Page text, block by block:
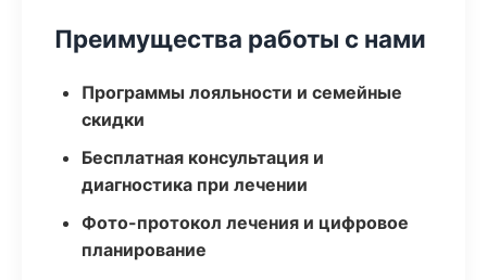
Преимущества работы с нами
Программы лояльности и семейные
скидки
Бесплатная консультация и
диагностика при лечении
Фото-протокол лечения и цифровое
планирование